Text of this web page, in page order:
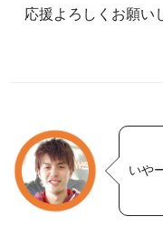
応援よろしくお願い
いや